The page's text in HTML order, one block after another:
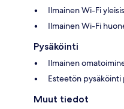
Ilmainen Wi-Fi
Ilmainen Wi-Fi
Pysäköinti
Ilmainen
Esteetön pysäköinti
Muut tiedot